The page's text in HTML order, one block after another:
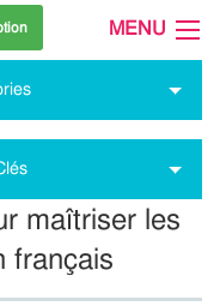
MENU
maîtriser les
français